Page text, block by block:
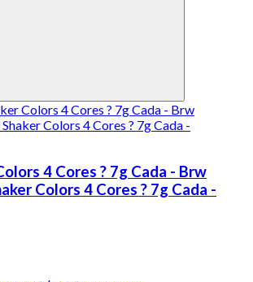
4 Cores ? 7g Cada - Brw
Colors 4 Cores ? 7g Cada -